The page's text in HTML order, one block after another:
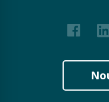
Facebook